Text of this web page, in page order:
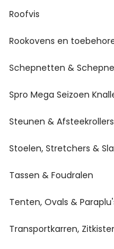
Roofvis
Rookovens en
Schepnetten &
Spro Mega Seizoen
Steunen & Afsteekrollers
Stoelen, Stretchers &
Tassen & Foudralen
Tenten, Ovals &
Transportkarren,